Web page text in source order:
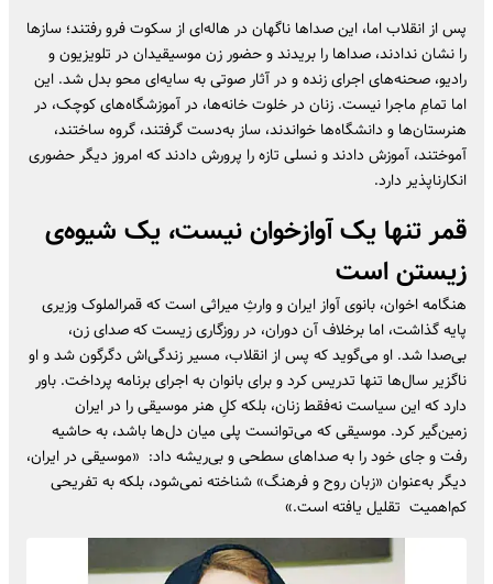
پس از انقلاب اما، این صداها ناگهان در هاله‌ای از سکوت فرو رفتند؛ سازها
را نشان ندادند، صداها را بریدند و حضور زن موسیقیدان در تلویزیون و
رادیو، صحنه‌‌های اجرای زنده و در آثار صوتی به سایه‌ای محو بدل شد. این
اما تمامِ ماجرا نیست. زنان در خلوت خانه‌ها، در آموزشگاه‌های کوچک، در
هنرستان‌ها و دانشگاه‌ها خواندند، ساز به‌دست گرفتند، گروه ساختند،
آموختند، آموزش دادند و نسلی تازه را پرورش دادند که امروز دیگر حضوری
انکارناپذیر دارد.
قمر تنها یک آوازخوان نیست، یک شیوه‌ی
زیستن است
هنگامه اخوان، بانوی آواز ایران و وارثِ میراثی است که قمرالملوک وزیری
پایه گذاشت، اما برخلاف آن دوران، در روزگاری زیست که صدای زن،
بی‌صدا شد. او می‌گوید که پس از انقلاب، مسیر زندگی‌اش دگرگون شد و او
ناگزیر سال‌ها تنها تدریس کرد و برای بانوان به اجرای برنامه پرداخت. باور
دارد که این سیاست نه‌فقط زنان، بلکه کلِ هنر موسیقی را در ایران
زمین‌گیر کرد. موسیقی که می‌توانست پلی میان دل‌ها باشد، به حاشیه
رفت و جای خود را به صداهای سطحی و بی‌ریشه داد: «موسیقی در ایران،
دیگر به‌عنوان «زبان روح و فرهنگ» شناخته نمی‌شود، بلکه به تفریحی
کم‌اهمیت تقلیل یافته است.»